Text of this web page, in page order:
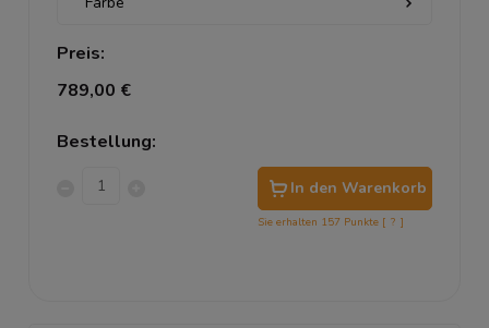
Preis:
789,00 €
Bestellung:
In den Warenkorb
Sie erhalten 157 Punkte [ ? ]